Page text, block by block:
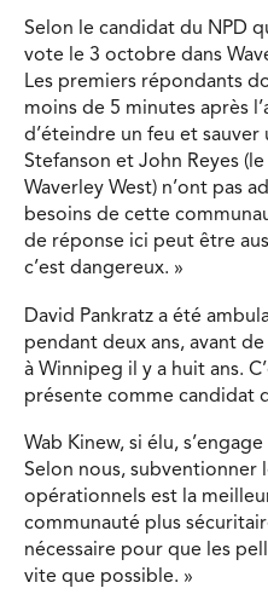
Selon le candidat du NPD
vote le 3 octobre dans
Les premiers répondants
moins de 5 minutes après
d’éteindre un feu et sauver
Stefanson et John Reyes
Waverley West) n’ont pas
besoins de cette
de réponse ici peut être
c’est dangereux. »
David Pankratz a été
pendant deux ans, avant
à Winnipeg il y a huit ans.
présente comme candidat
Wab Kinew, si élu,
Selon nous, subventionner
opérationnels est la
communauté plus
nécessaire pour que les
vite que possible. »